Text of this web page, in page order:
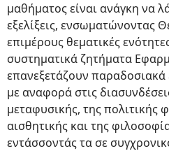
μαθήματος είναι ανάγκη να
εξελίξεις, ενσωματώνοντας
επιμέρους θεματικές
συστηματικά ζητήματα
επανεξετάζουν
με αναφορά στις
μεταφυσικής, της πολιτικής
αισθητικής και της
εντάσσοντάς τα σε